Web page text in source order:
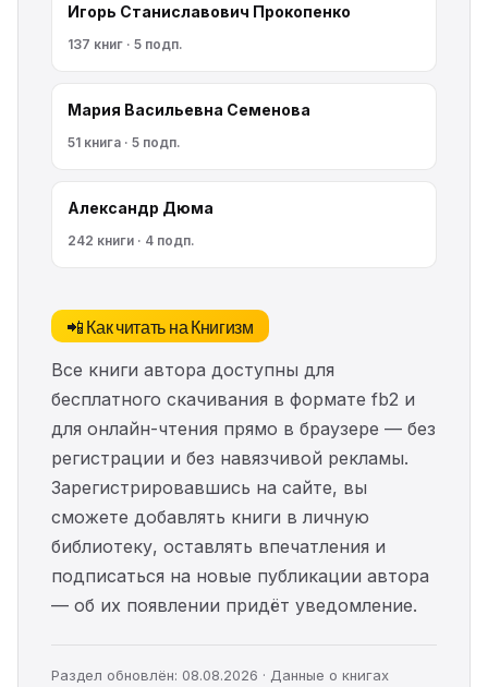
Игорь Станиславович Прокопенко
137 книг · 5 подп.
Мария Васильевна Семенова
51 книга · 5 подп.
Александр Дюма
242 книги · 4 подп.
📲 Как читать на Книгизм
Все книги автора доступны для
бесплатного скачивания в формате fb2 и
для онлайн-чтения прямо в браузере — без
регистрации и без навязчивой рекламы.
Зарегистрировавшись на сайте, вы
сможете добавлять книги в личную
библиотеку, оставлять впечатления и
подписаться на новые публикации автора
— об их появлении придёт уведомление.
Раздел обновлён: 08.08.2026 · Данные о книгах